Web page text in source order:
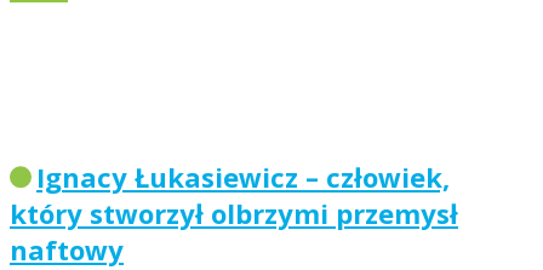
Ignacy Łukasiewicz – człowiek,
który stworzył olbrzymi przemysł
naftowy